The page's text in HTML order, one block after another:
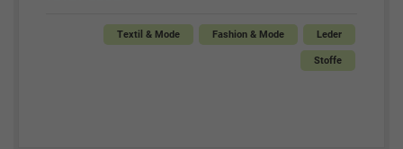
Textil & Mode Fashion & Mode Leder
Stoffe